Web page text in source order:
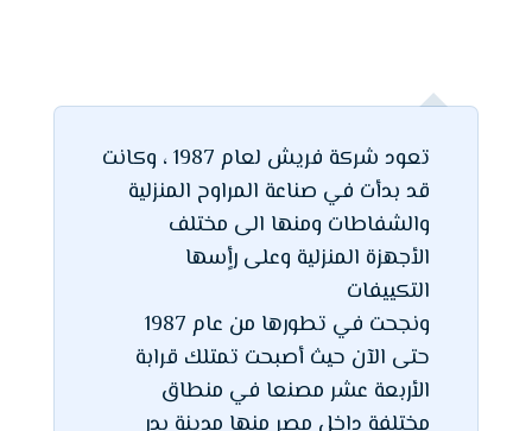
تعود شركة فريش لعام 1987 ، وكانت
قد بدأت في صناعة المراوح المنزلية
والشفاطات ومنها الى مختلف
الأجهزة المنزلية وعلى رأٍسها
التكييفات
ونجحت في تطورها من عام 1987
حتى الآن حيث أصبحت تمتلك قرابة
الأربعة عشر مصنعا في منطاق